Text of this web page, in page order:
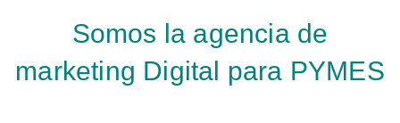
Somos la agencia de
marketing Digital para PYMES